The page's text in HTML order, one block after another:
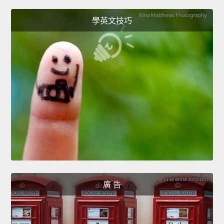
學英文技巧
廣 告